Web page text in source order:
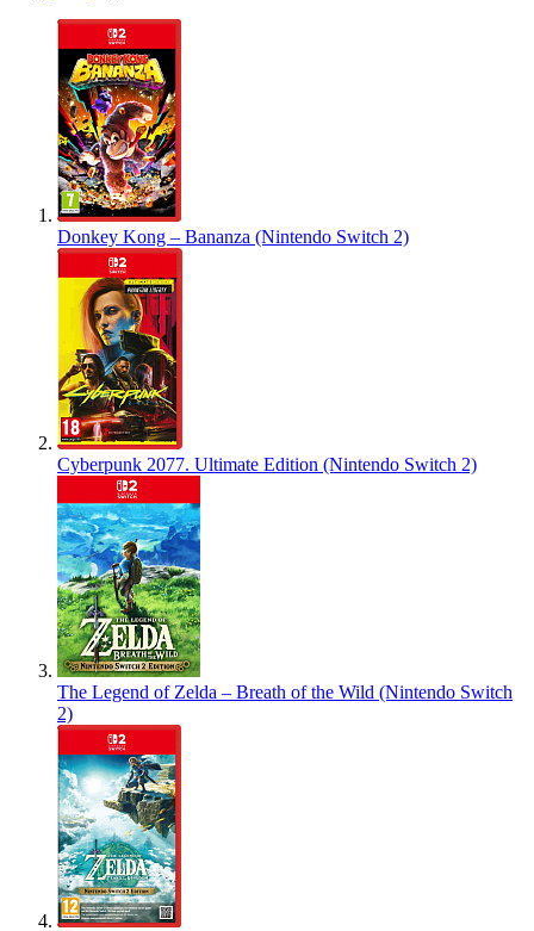
Donkey Kong – Bananza (Nintendo Switch 2)
Cyberpunk 2077. Ultimate Edition (Nintendo Switch 2)
The Legend of Zelda – Breath of the Wild (Nintendo Switch
2)